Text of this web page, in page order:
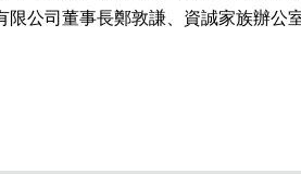
限公司董事長鄭敦謙、資誠家族辦公